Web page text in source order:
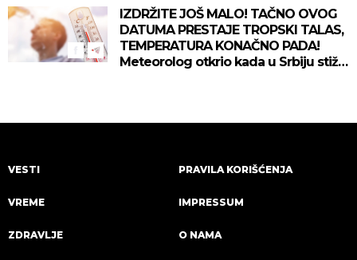
IZDRŽITE JOŠ MALO! TAČNO OVOG
DATUMA PRESTAJE TROPSKI TALAS,
TEMPERATURA KONAČNO PADA!
Meteorolog otkrio kada u Srbiju stiže
VESTI
VREME
ZDRAVLJE
PRAVILA KORIŠĆENJA
IMPRESSUM
O NAMA